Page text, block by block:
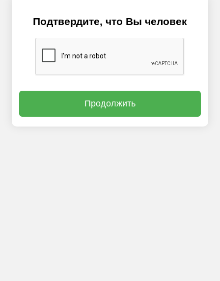
Подтвердите, что Вы человек
Продолжить